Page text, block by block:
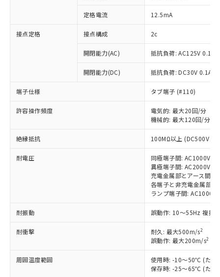
定格電流 12.5mA
接点定格 接点構成 2c
開閉能力(AC) 抵抗負荷: AC125V 0.1A
開閉能力(DC) 抵抗負荷: DC30V 0.1A
端子仕様 タブ端子 (#110)
許容操作頻度
電気的: 最大20回/分
機械的: 最大120回/分
絶縁抵抗 100MΩ以上 (DC500Vメ
耐電圧
同極端子間: AC1000V
異極端子間: AC2000V
充電金属部とアース間:
各端子と非充電金属部
ランプ端子間:
耐振動 誤動作: 10～55Hz 複振
耐衝撃 耐久: 最大500m/s2
誤動作: 最大200m/s2
周囲温度範囲
使用時: -10～50℃ (ただ
保存時: -25～65℃ (ただ
ご利用条件
以下の条件をお読みいただき、同意のうえ
本サービスは、当社制御機器事業取扱
商品の当社在庫状況および標準価格
(税抜)を提供させていただくもので
当社制御機器事業取扱商品の中には、
本サービスの対象外となる商品もある
在庫状況および標準価格照会結果は、
対応済み：EU RoHS指令（10物質）の
非含有に対応した製品が提供可能な商品で
対応予定：EU RoHS指令（10物質）の非含
有に対応した製品に切り替える予定のある
対応予定なし：EU RoHS指令（10物質）の
非含有に非対応の商品で、対応品を出す予
調査・確認中：EU RoHS指令（10物質）の
非含有の対応状況を調査中または確認中の
非該当品：ライセンス料など無形物で、有
害物質有無と関係のない商品です。
仕入先様の事情により、非含有部品として
いたものが、含有品と判明した場合などや
むを得ず変更することがあります。
「○」：最大均質材料含有率が中国RoHSの
基準値以下であることを示します。
「×」：最大均質材料含有率が中国RoHSの
「－」：未確認です。当社販売部門へお問
当社は、これら貴社製品のうち、外国
為替および外国貿易法に定める商品